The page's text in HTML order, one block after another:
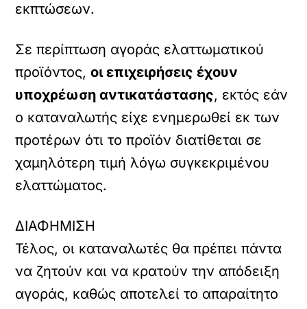
εκπτώσεων.
Σε περίπτωση αγοράς ελαττωματικού
προϊόντος,οι επιχειρήσεις έχουν
υποχρέωση αντικατάστασης, εκτός εάν
ο καταναλωτής είχε ενημερωθεί εκ των
προτέρων ότι το προϊόν διατίθεται σε
χαμηλότερη τιμή λόγω συγκεκριμένου
ελαττώματος.
ΔΙΑΦΗΜΙΣΗ
Τέλος, οι καταναλωτές θα πρέπει πάντα
να ζητούν και να κρατούν την απόδειξη
αγοράς, καθώς αποτελεί το απαραίτητο